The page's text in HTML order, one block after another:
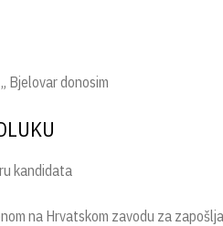
Bjelovar donosim
kandidata
na Hrvatskom zavodu za